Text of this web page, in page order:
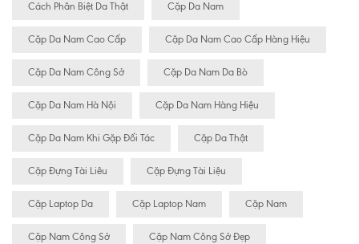
Cách Phân Biệt Da Thật Cặp Da Nam
Cặp Da Nam Cao Cấp Cặp Da Nam Cao Cấp Hàng Hiệu
Cặp Da Nam Công Sở Cặp Da Nam Da Bò
Cặp Da Nam Hà Nội Cặp Da Nam Hàng Hiệu
Cặp Da Nam Khi Gặp Đối Tác Cặp Da Thật
Cặp Đựng Tài Liêu Cặp Đựng Tài Liệu
Cặp Laptop Da Cặp Laptop Nam Cặp Nam
Cặp Nam Công Sở Cặp Nam Công Sở Đẹp